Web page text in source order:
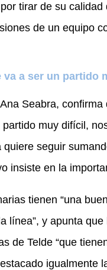
tirar de su
de un equipo
va a ser un partido
Seabra,
muy difícil,
seguir
insiste en la
tienen “una
línea”, y apunta
de Telde “que
igualmente